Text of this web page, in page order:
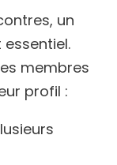
un
membres
profil :